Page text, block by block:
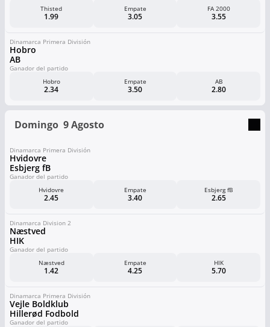
Thisted
1.99
Empate
3.05
FA 2000
3.55
Dinamarca Primera División
Hobro
AB
Ganador del partido
Hobro
2.34
Empate
3.50
AB
2.80
Domingo 9 Agosto
Dinamarca Primera División
Hvidovre
Esbjerg fB
Ganador del partido
Hvidovre
2.45
Empate
3.40
Esbjerg fB
2.65
Dinamarca Division 2
Næstved
HIK
Ganador del partido
Næstved
1.42
Empate
4.25
HIK
5.70
Dinamarca Primera División
Vejle Boldklub
Hillerød Fodbold
Ganador del partido